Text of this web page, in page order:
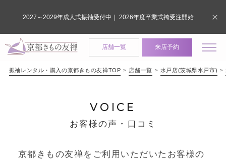
店舗一覧 来店予約
振袖レンタル・購入の京都きもの友禅TOP 店舗一覧 水戸店(茨城県水戸市)
VOICE
お客様の声・口コミ
京都きもの友禅をご利用いただいたお客様の
2027～2029年成人式振袖受付中｜ 2026年度卒業式袴受注開始